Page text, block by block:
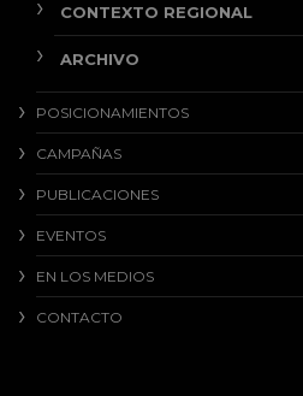
CONTEXTO REGIONAL
ARCHIVO
POSICIONAMIENTOS
CAMPAÑAS
PUBLICACIONES
EVENTOS
EN LOS MEDIOS
CONTACTO